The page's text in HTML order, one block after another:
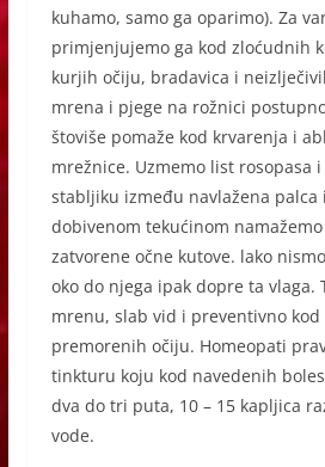
kuhamo, samo ga oparimo). Za
primjenjujemo ga kod zloćudnih
kurjih očiju, bradavica i
mrena i pjege na rožnici
štoviše pomaže kod krvarenja i
mrežnice. Uzmemo list rosopasa
stabljiku između navlažena palca
dobivenom tekućinom
zatvorene očne kutove. lako
oko do njega ipak dopre ta vlaga.
mrenu, slab vid i preventivno
premorenih očiju. Homeopati
tinkturu koju kod navedenih
dva do tri puta, 10 – 15 kapljica
vode.